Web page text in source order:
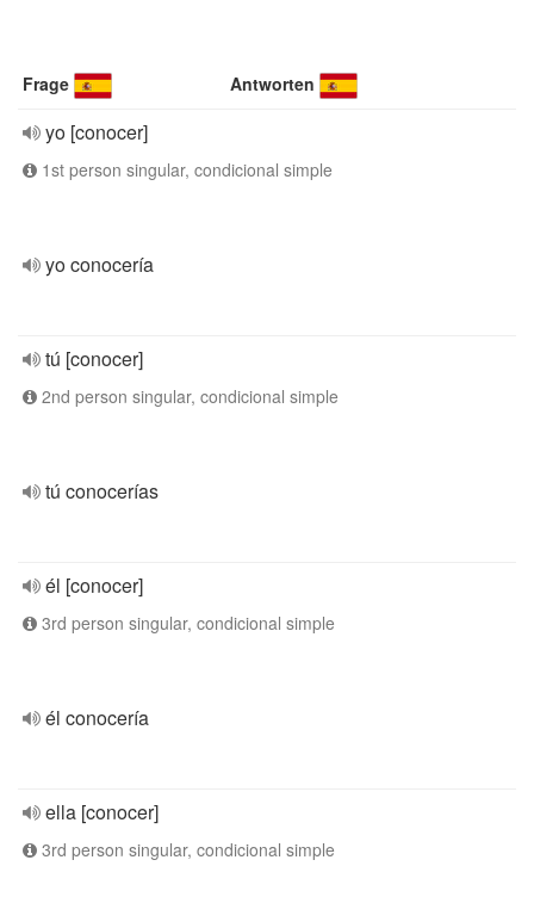
Frage Antworten
yo [conocer]
1st person singular, condicional simple
yo conocería
tú [conocer]
2nd person singular, condicional simple
tú conocerías
él [conocer]
3rd person singular, condicional simple
él conocería
ella [conocer]
3rd person singular, condicional simple